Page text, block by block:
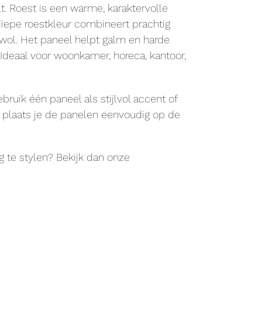
Roest is een warme, karaktervolle
roestkleur combineert prachtig
Het paneel helpt galm en harde
voor woonkamer, horeca, kantoor,
één paneel als stijlvol accent of
je de panelen eenvoudig op de
te stylen? Bekijk dan onze